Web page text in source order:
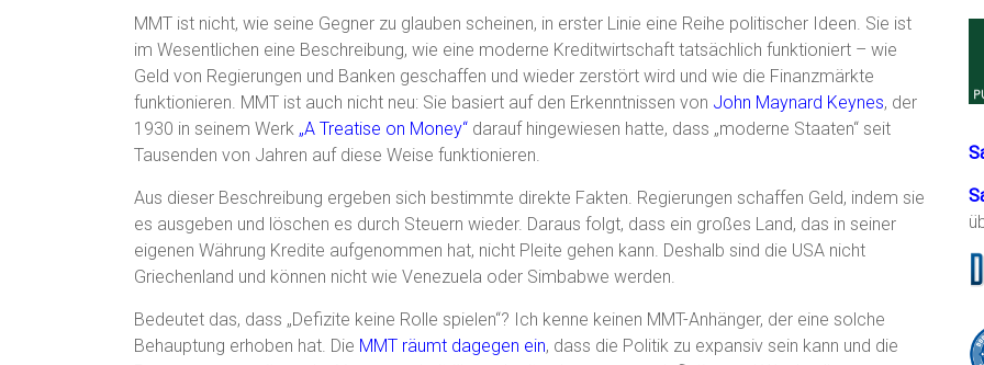
MMT ist nicht, wie seine Gegner zu glauben scheinen, in erster Linie eine Reihe politischer Ideen. Sie ist
im Wesentlichen eine Beschreibung, wie eine moderne Kreditwirtschaft tatsächlich funktioniert – wie
Geld von Regierungen und Banken geschaffen und wieder zerstört wird und wie die Finanzmärkte
funktionieren. MMT ist auch nicht neu: Sie basiert auf den Erkenntnissen von John Maynard Keynes, der
1930 in seinem Werk „A Treatise on Money“ darauf hingewiesen hatte, dass „moderne Staaten“ seit
Tausenden von Jahren auf diese Weise funktionieren.
Aus dieser Beschreibung ergeben sich bestimmte direkte Fakten. Regierungen schaffen Geld, indem sie
es ausgeben und löschen es durch Steuern wieder. Daraus folgt, dass ein großes Land, das in seiner
eigenen Währung Kredite aufgenommen hat, nicht Pleite gehen kann. Deshalb sind die USA nicht
Griechenland und können nicht wie Venezuela oder Simbabwe werden.
Bedeutet das, dass „Defizite keine Rolle spielen“? Ich kenne keinen MMT-Anhänger, der eine solche
Behauptung erhoben hat. Die MMT räumt dagegen ein, dass die Politik zu expansiv sein kann und die